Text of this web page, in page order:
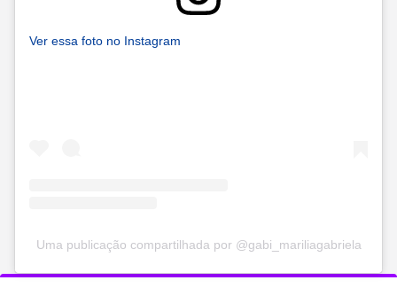
Ver essa foto no Instagram
Uma publicação compartilhada por @gabi_mariliagabriela